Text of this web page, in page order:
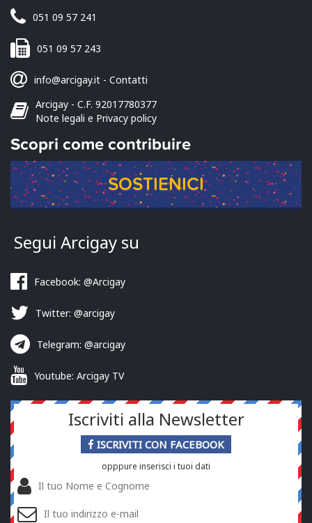
051 09 57 241
051 09 57 243
info@arcigay.it - Contatti
Arcigay - C.F. 92017780377
Note legali e Privacy policy
Scopri come contribuire
SOSTIENICI
Segui Arcigay su
Facebook: @Arcigay
Twitter: @arcigay
Telegram: @arcigay
Youtube: Arcigay TV
Iscriviti alla Newsletter
ISCRIVITI CON FACEBOOK
opppure inserisci i tuoi dati